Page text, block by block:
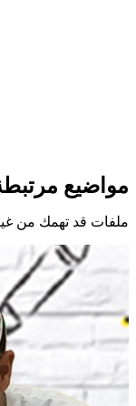
مواضيع
ملفات قد تهمك من